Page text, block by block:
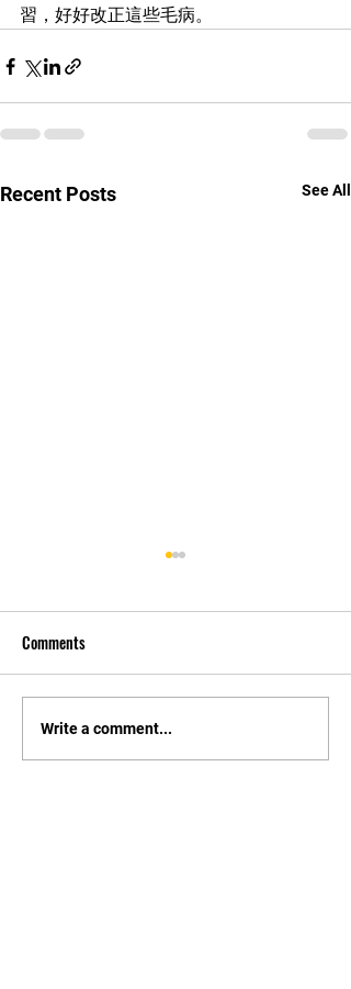
習，好好改正這些毛病。
Recent Posts See All
先自知，后他知 Know
Yourself First, Then Others
Comments
Write a comment...